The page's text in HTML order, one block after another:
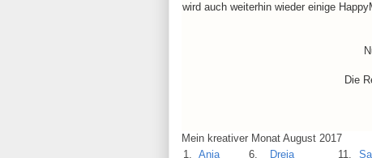
wird auch weiterhin wieder einige
Die
Mein kreativer Monat August 2017
1. Anja 6. Dreja 11.